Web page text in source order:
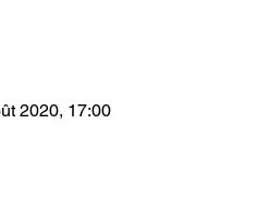
2020, 17:00